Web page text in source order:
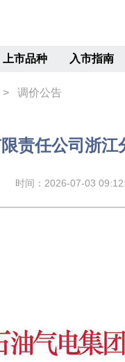
上市品种 入市指南
> 调价公告
责任公司浙
时间：2026-07-03